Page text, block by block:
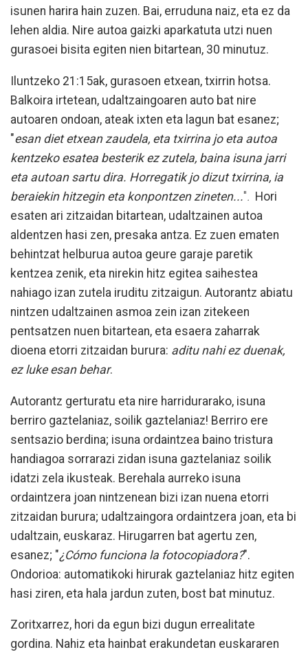
isunen harira hain zuzen. Bai, erruduna naiz, eta ez da
lehen aldia. Nire autoa gaizki aparkatuta utzi nuen
gurasoei bisita egiten nien bitartean, 30 minutuz.
Iluntzeko 21:15ak, gurasoen etxean, txirrin hotsa.
Balkoira irtetean, udaltzaingoaren auto bat nire
autoaren ondoan, ateak ixten eta lagun bat esanez;
"esan diet etxean zaudela, eta txirrina jo eta autoa
kentzeko esatea besterik ez zutela, baina isuna jarri
eta autoan sartu dira. Horregatik jo dizut txirrina, ia
beraiekin hitzegin eta konpontzen zineten...". Hori
esaten ari zitzaidan bitartean, udaltzainen autoa
aldentzen hasi zen, presaka antza. Ez zuen ematen
behintzat helburua autoa geure garaje paretik
kentzea zenik, eta nirekin hitz egitea saihestea
nahiago izan zutela iruditu zitzaigun. Autorantz abiatu
nintzen udaltzainen asmoa zein izan zitekeen
pentsatzen nuen bitartean, eta esaera zaharrak
dioena etorri zitzaidan burura: aditu nahi ez duenak,
ez luke esan behar.
Autorantz gerturatu eta nire harridurarako, isuna
berriro gaztelaniaz, soilik gaztelaniaz! Berriro ere
sentsazio berdina; isuna ordaintzea baino tristura
handiagoa sorrarazi zidan isuna gaztelaniaz soilik
idatzi zela ikusteak. Berehala aurreko isuna
ordaintzera joan nintzenean bizi izan nuena etorri
zitzaidan burura; udaltzaingora ordaintzera joan, eta bi
udaltzain, euskaraz. Hirugarren bat agertu zen,
esanez; "¿Cómo funciona la fotocopiadora?".
Ondorioa: automatikoki hirurak gaztelaniaz hitz egiten
hasi ziren, eta hala jardun zuten, bost bat minutuz.
Zoritxarrez, hori da egun bizi dugun errealitate
gordina. Nahiz eta hainbat erakundetan euskararen